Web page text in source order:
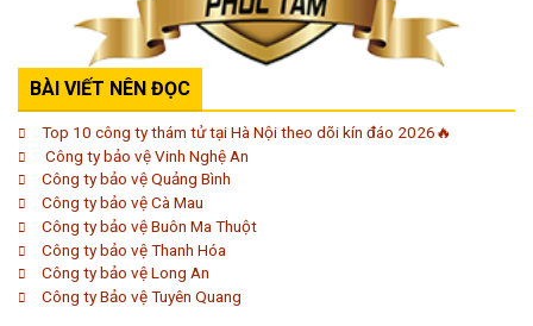
BÀI VIẾT NÊN ĐỌC
Top 10 công ty thám tử tại Hà Nội theo dõi kín đáo 2026🔥
Công ty bảo vệ Vinh Nghệ An
Công ty bảo vệ Quảng Bình
Công ty bảo vệ Cà Mau
Công ty bảo vệ Buôn Ma Thuột
Công ty bảo vệ Thanh Hóa
Công ty bảo vệ Long An
Công ty Bảo vệ Tuyên Quang